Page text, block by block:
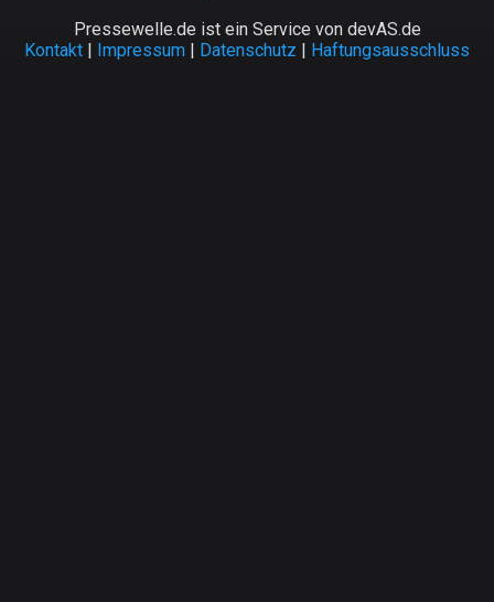
Pressewelle.de ist ein Service von devAS.de
Kontakt | Impressum | Datenschutz | Haftungsausschluss